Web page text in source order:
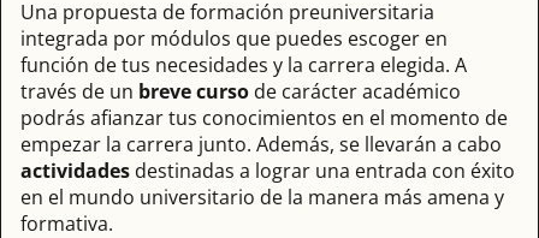
Una propuesta de formación preuniversitaria
integrada por módulos que puedes escoger en
función de tus necesidades y la carrera elegida. A
través de un breve curso de carácter académico
podrás afianzar tus conocimientos en el momento de
empezar la carrera junto. Además, se llevarán a cabo
actividades destinadas a lograr una entrada con éxito
en el mundo universitario de la manera más amena y
formativa.